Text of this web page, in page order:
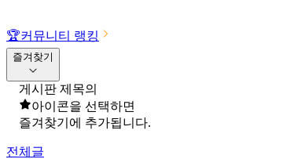
🏆커뮤니티 랭킹
즐겨찾기
게시판 제목의
아이콘을 선택하면
즐겨찾기에 추가됩니다.
전체글